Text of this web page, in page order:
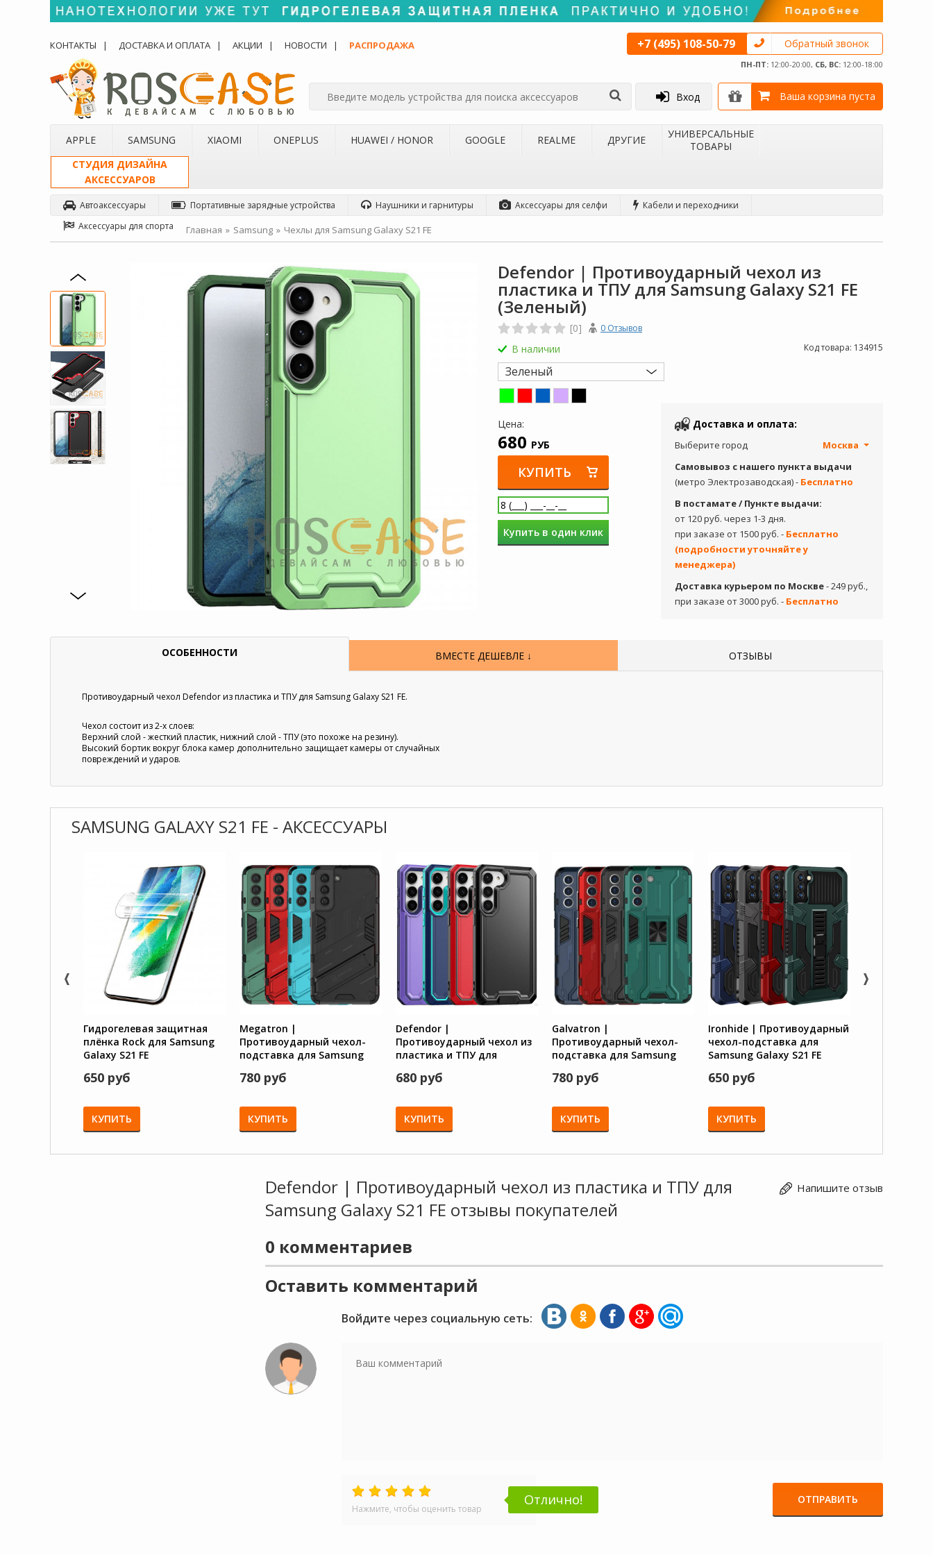
КОНТАКТЫ ДОСТАВКА И ОПЛАТА АКЦИИ НОВОСТИ РАСПРОДАЖА +7 (495) 108-50-79 Обратный звонок
ПН-ПТ: 12:00-20:00, СБ, ВС: 12:00-18:00
Вход Ваша корзина пуста
APPLE SAMSUNG XIAOMI ONEPLUS HUAWEI / HONOR GOOGLE REALME ДРУГИЕ
УНИВЕРСАЛЬНЫЕ
ТОВАРЫ
СТУДИЯ ДИЗАЙНА
АКСЕССУАРОВ
Автоаксессуары Портативные зарядные устройства Наушники и гарнитуры Аксессуары для селфи
Кабели и переходники
Аксессуары для спорта
Главная Samsung Чехлы для Samsung Galaxy S21 FE
Defendor | Противоударный чехол из
пластика и ТПУ для Samsung Galaxy S21 FE
(Зеленый)
[0] 0 Отзывов
В наличии Код товара: 134915
Зеленый
Цена:
680 РУБ
КУПИТЬ
Купить в один клик
Доставка и оплата:
Выберите город
Москва
Самовывоз с нашего пункта выдачи
(метро Электрозаводская) - Бесплатно
В постамате / Пункте выдачи:
от 120 руб. через 1-3 дня.
при заказе от 1500 руб. - Бесплатно
(подробности уточняйте у
менеджера)
Доставка курьером по Москве- 249 руб.,
при заказе от 3000 руб. - Бесплатно
ОСОБЕННОСТИ ВМЕСТЕ ДЕШЕВЛЕ ↓ ОТЗЫВЫ
Противоударный чехол Defendor из пластика и ТПУ для Samsung Galaxy S21 FE.
Чехол состоит из 2-х слоев:
Верхний слой - жесткий пластик, нижний слой - ТПУ (это похоже на резину).
Высокий бортик вокруг блока камер дополнительно защищает камеры от случайных
повреждений и ударов.
SAMSUNG GALAXY S21 FE - АКСЕССУАРЫ
Гидрогелевая защитная
плёнка Rock для Samsung
Galaxy S21 FE
650 руб
КУПИТЬ
Megatron |
Противоударный чехол-
подставка для Samsung
камеры
780 руб
КУПИТЬ
Defendor |
Противоударный чехол из
пластика и ТПУ для
680 руб
КУПИТЬ
Galvatron |
Противоударный чехол-
подставка для Samsung
камеры
780 руб
КУПИТЬ
Ironhide | Противоударный
чехол-подставка для
Samsung Galaxy S21 FE
650 руб
КУПИТЬ
Defendor | Противоударный чехол из пластика и ТПУ для
Samsung Galaxy S21 FE отзывы покупателей
Напишите отзыв
0 комментариев
Оставить комментарий
Войдите через социальную сеть:
Отлично!
Нажмите, чтобы оценить товар
ОТПРАВИТЬ